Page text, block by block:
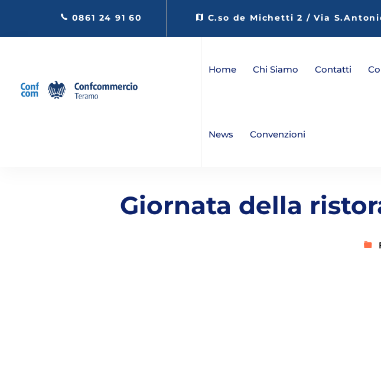
0861 24 91 60 C.so de Michetti 2 / Via
Home Chi Siamo Contatti
News Convenzioni
Giornata della